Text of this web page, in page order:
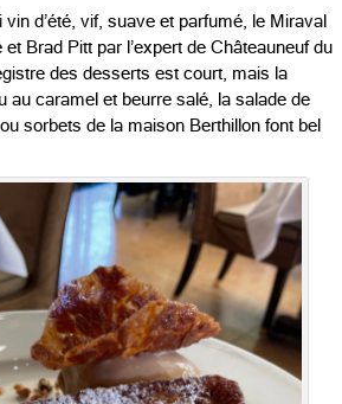
d’été, vif, suave et parfumé, le Miraval
Brad Pitt par l’expert de Châteauneuf du
des desserts est court, mais la
au caramel et beurre salé, la salade de
sorbets de la maison Berthillon font bel